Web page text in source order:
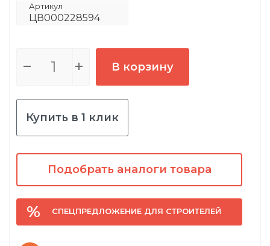
Артикул
ЦВ000228594
В корзину
Купить в 1 клик
Подобрать аналоги товара
СПЕЦПРЕДЛОЖЕНИЕ ДЛЯ СТРОИТЕЛЕЙ